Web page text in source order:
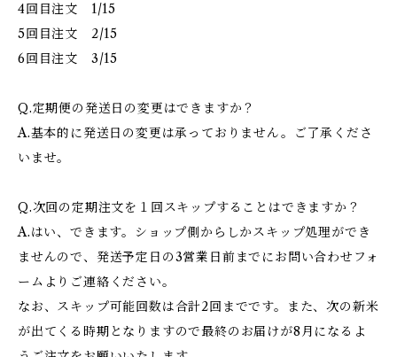
4回目注文 1/15
5回目注文 2/15
6回目注文 3/15
Q.定期便の発送日の変更はできますか？
A.基本的に発送日の変更は承っておりません。ご了承くださ
いませ。
Q.次回の定期注文を１回スキップすることはできますか？
A.はい、できます。ショップ側からしかスキップ処理ができ
ませんので、発送予定日の3営業日前までにお問い合わせフォ
ームよりご連絡ください。
なお、スキップ可能回数は合計2回までです。また、次の新米
が出てくる時期となりますので最終のお届けが8月になるよ